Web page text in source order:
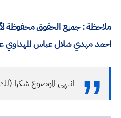
ملاحظة : جميع الحقوق محفوظة
احمد مهدي شلال عباس المهداوي
انتهى الموضوع شكرا